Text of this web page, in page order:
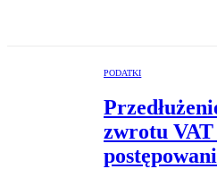
PODATKI
zwrotu